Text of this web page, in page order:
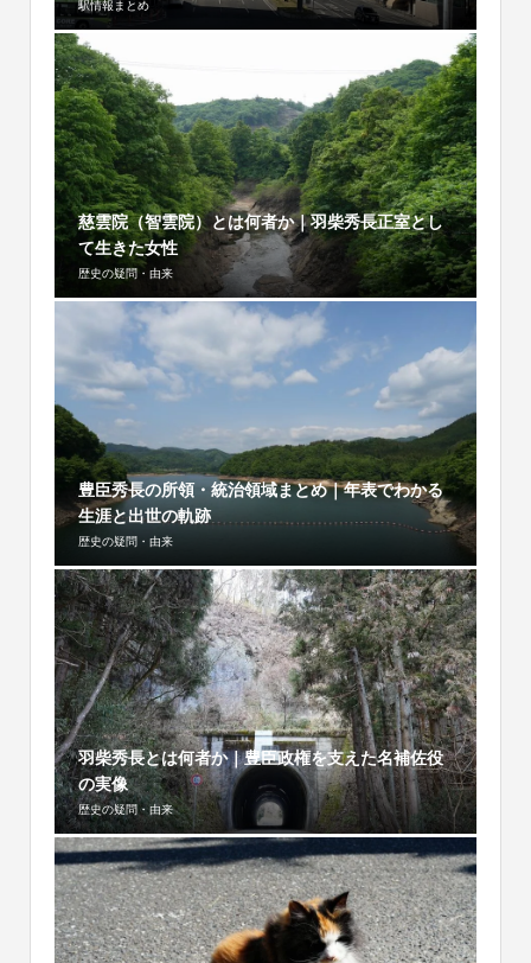
駅情報まとめ
慈雲院（智雲院）とは何者か｜羽柴秀長正室とし
て生きた女性
歴史の疑問・由来
豊臣秀長の所領・統治領域まとめ｜年表でわかる
生涯と出世の軌跡
歴史の疑問・由来
羽柴秀長とは何者か｜豊臣政権を支えた名補佐役
の実像
歴史の疑問・由来